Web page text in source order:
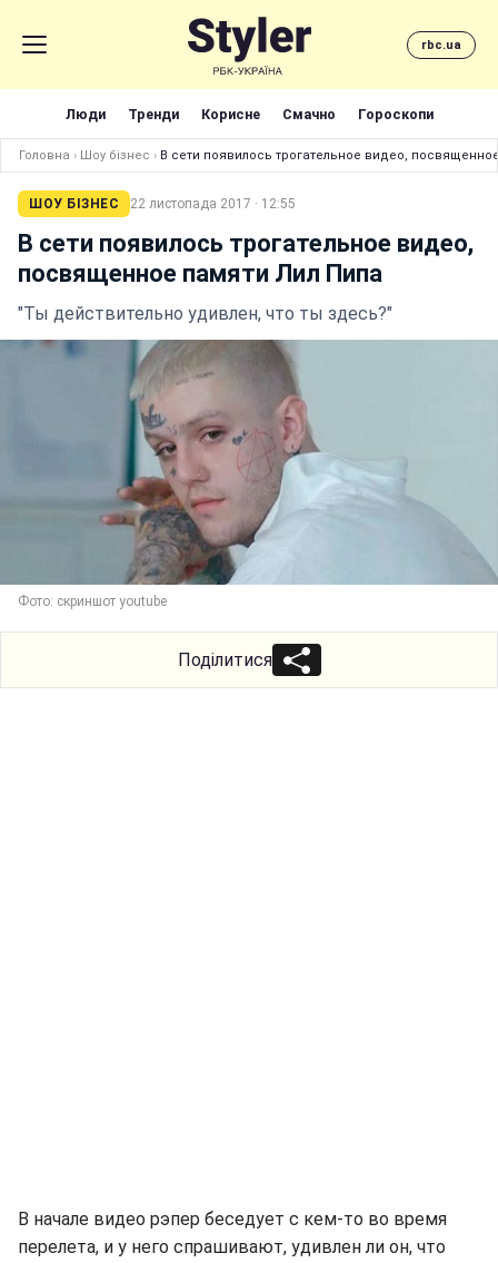
rbc.ua
Люди Тренди Корисне Смачно Гороскопи
Головна › Шоу бізнес › В сети появилось трогательное видео,
ШОУ БІЗНЕС 22 листопада 2017 · 12:55
В сети появилось трогательное видео,
посвященное памяти Лил Пипа
"Ты действительно удивлен, что ты здесь?"
Фото: скриншот youtube
Поділитися
В начале видео рэпер беседует с кем-то во время
перелета, и у него спрашивают, удивлен ли он, что